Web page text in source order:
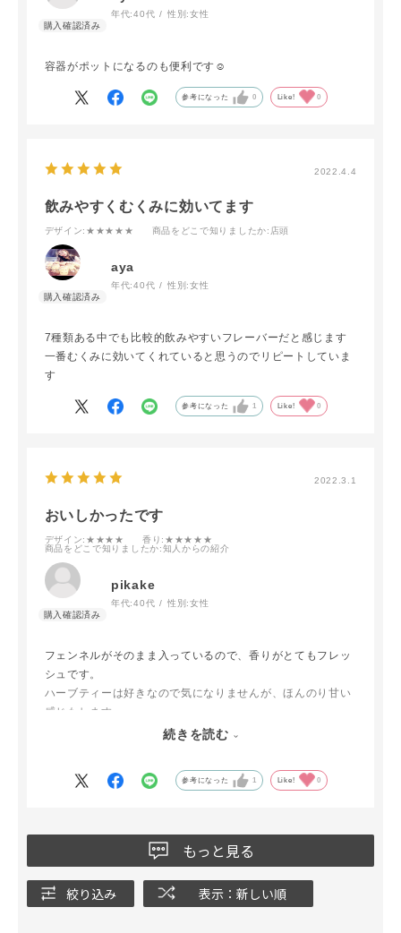
年代:40代 性別:女性
容器がポットになるのも便利です☺️
参考になった 0 Like! 0
2022.4.4
飲みやすくむくみに効いてます
デザイン:★★★★★ 商品をどこで知りましたか:店頭
aya
年代:40代 性別:女性
7種類ある中でも比較的飲みやすいフレーバーだと感じます
一番むくみに効いてくれていると思うのでリピートしていま
す
参考になった 1 Like! 0
2022.3.1
おいしかったです
デザイン:★★★★ 香り :★★★★★
商品をどこで知りましたか:知人からの紹介
pikake
年代:40代 性別:女性
フェンネルがそのまま入っているので、香りがとてもフレッ
シュです。
ハーブティーは好きなので気になりませんが、ほんのり甘い
感じもします。
お水でこの量を飲むのは大変ですが、これはあっという間に
続きを読む
参考になった 1 Like! 0
もっと見る
絞り込み 表示：新しい順